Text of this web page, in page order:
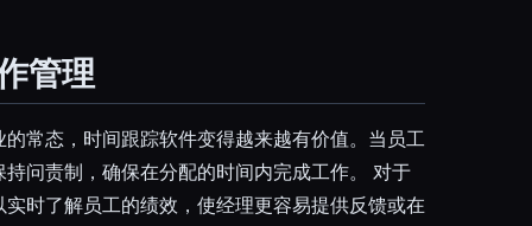
管理
常态，时间跟踪软件变得越来越有价值。当员工
问责制，确保在分配的时间内完成工作。 对于
时了解员工的绩效，使经理更容易提供反馈或在